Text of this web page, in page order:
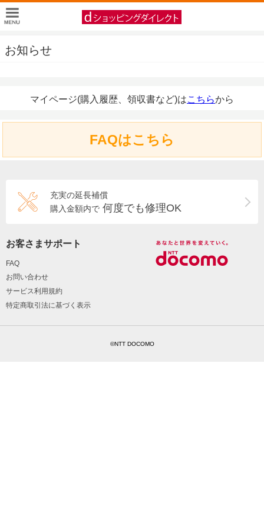
お知らせ
マイページ(購入履歴、領収書など)はこちらから
FAQはこちら
充実の延長補償
購入金額内で 何度でも修理OK
お客さまサポート
FAQ
お問い合わせ
サービス利用規約
特定商取引法に基づく表示
©NTT DOCOMO